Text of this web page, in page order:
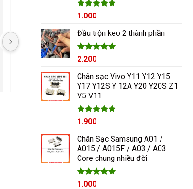
Được xếp
5 sao
1.000
Đầu trộn keo 2 thành phần
Được xếp
5 sao
2.200
Chân sạc Vivo Y11 Y12 Y15
Y17 Y12S Y 12A Y20 Y20S Z1
V5 V11
Được xếp
5 sao
1.900
Chân Sạc Samsung A01 /
A015 / A015F / A03 / A03
Core chung nhiều đời
Được xếp
Giá
1.000Giá
Nguyễn Duy sửa chữa rất
tốt giá hợp lí rẻ so với mặt
bằng chung. Uy tín
Có con máy 8pl nát
ngayyy. Đẹp lắm